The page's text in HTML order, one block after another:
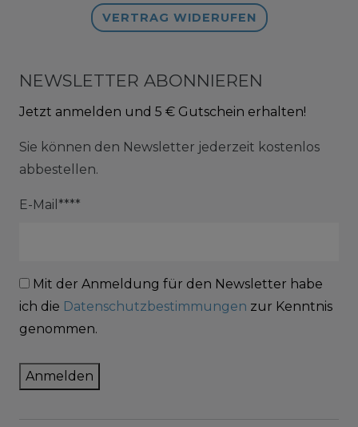
VERTRAG WIDERUFEN
NEWSLETTER ABONNIEREN
Jetzt anmelden und 5 € Gutschein erhalten!
Sie können den Newsletter jederzeit kostenlos
abbestellen.
E-Mail****
Mit der Anmeldung für den Newsletter habe
ich die Datenschutzbestimmungen zur Kenntnis
genommen.
Anmelden